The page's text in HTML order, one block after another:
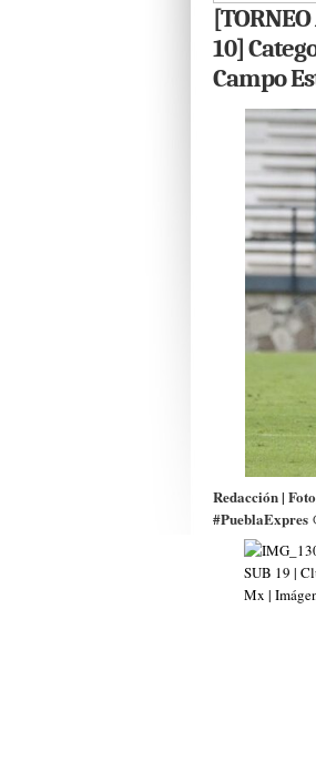
10]
Campo
Redacción |
#PueblaExpres